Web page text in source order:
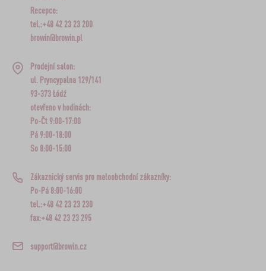
Recepce:
tel.:+48 42 23 23 200
browin@browin.pl
Prodejní salon:
ul. Pryncypalna 129/141
93-373 Łódź
otevřeno v hodinách:
Po-Čt 9:00-17:00
Pá 9:00-18:00
So 8:00-15:00
Zákaznický servis pro maloobchodní zákazníky:
Po-Pá 8:00-16:00
tel.:+48 42 23 23 230
fax:+48 42 23 23 295
support@browin.cz